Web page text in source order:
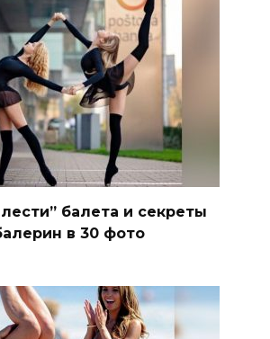
балета и секреты
в 30 фото